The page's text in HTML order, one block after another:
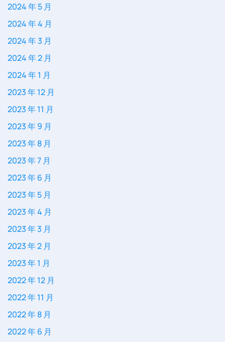
2024 年 5 月
2024 年 4 月
2024 年 3 月
2024 年 2 月
2024 年 1 月
2023 年 12 月
2023 年 11 月
2023 年 9 月
2023 年 8 月
2023 年 7 月
2023 年 6 月
2023 年 5 月
2023 年 4 月
2023 年 3 月
2023 年 2 月
2023 年 1 月
2022 年 12 月
2022 年 11 月
2022 年 8 月
2022 年 6 月